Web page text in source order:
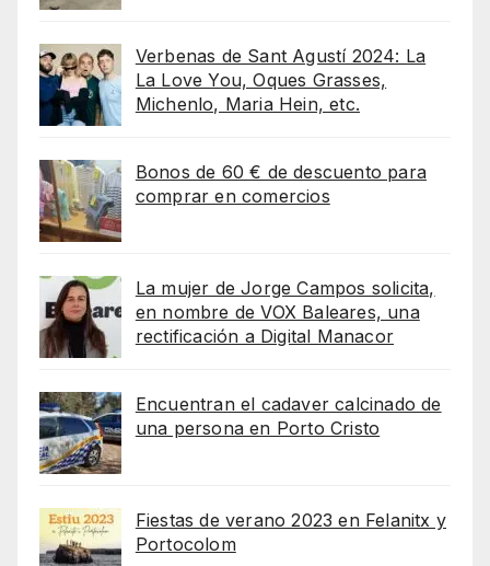
Verbenas de Sant Agustí 2024: La
La Love You, Oques Grasses,
Michenlo, Maria Hein, etc.
Bonos de 60 € de descuento para
comprar en comercios
La mujer de Jorge Campos solicita,
en nombre de VOX Baleares, una
rectificación a Digital Manacor
Encuentran el cadaver calcinado de
una persona en Porto Cristo
Fiestas de verano 2023 en Felanitx y
Portocolom